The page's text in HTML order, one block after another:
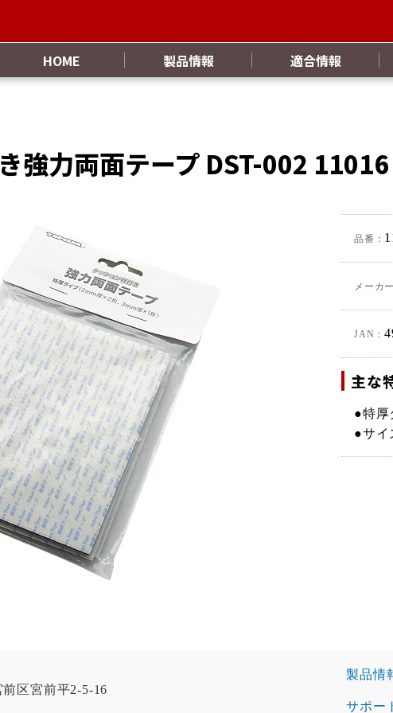
HOME 製品情報 適合情報
強力両面テープ DST-002 11016
品番：
メーカ
JAN：
主な
●特厚
●サイ
区宮前平2-5-16
製品情
サポー